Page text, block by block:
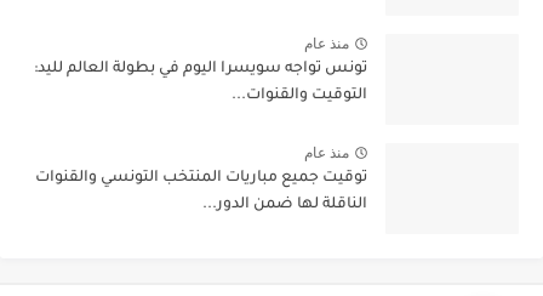
منذ عام
تونس تواجه سويسرا اليوم في بطولة العالم لليد:
التوقيت والقنوات...
منذ عام
توقيت جميع مباريات المنتخب التونسي والقنوات
الناقلة لها ضمن الدور...